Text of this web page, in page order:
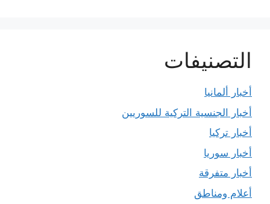
التصنيفات
أخبار ألمانيا
أخبار الجنسية التركية للسوريين
أخبار تركيا
أخبار سوريا
أخبار متفرقة
أعلام ومناطق